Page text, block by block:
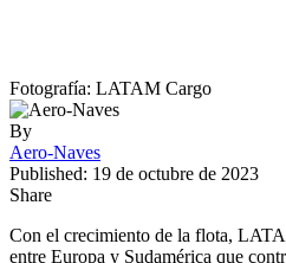
Fotografía: LATAM Cargo
By
Aero-Naves
Published: 19 de octubre de 2023
Share
Con el crecimiento de la flota,
entre Europa y Sudamérica que